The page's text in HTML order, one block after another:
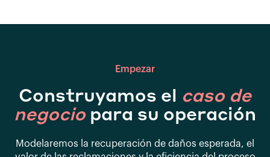
Empezar
Construyamos el caso de
negociopara su operación
Modelaremos la recuperación de daños esperada, el